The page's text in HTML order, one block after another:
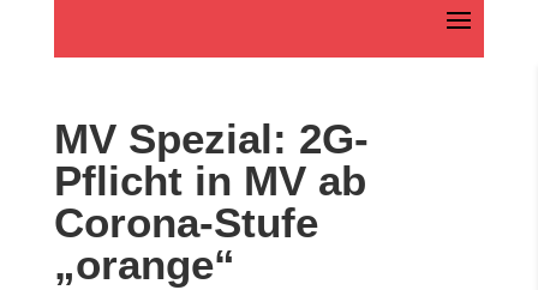
MV Spezial: 2G-
Pflicht in MV ab
Corona-Stufe
„orange“